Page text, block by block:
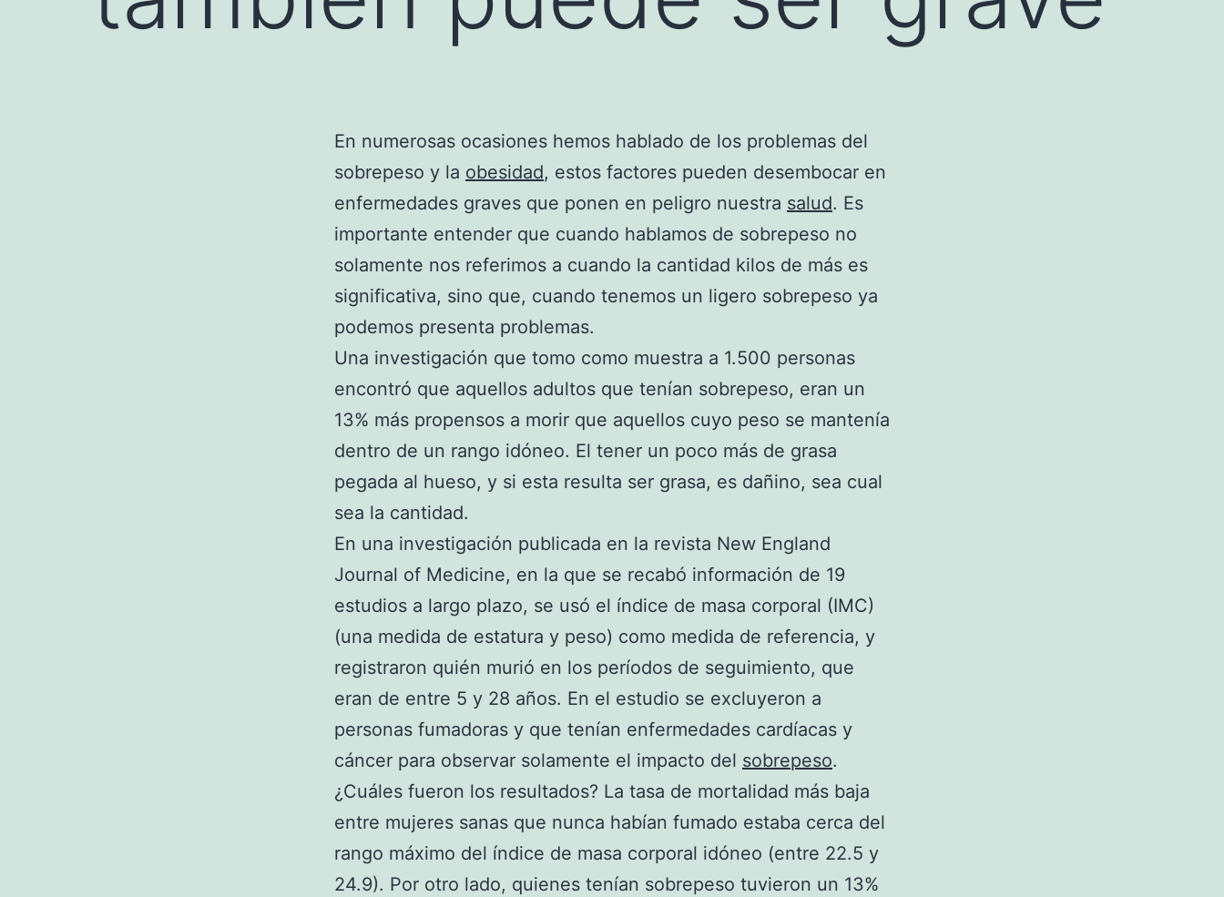
En numerosas ocasiones hemos hablado de los problemas del
sobrepeso y la obesidad, estos factores pueden desembocar en
enfermedades graves que ponen en peligro nuestra salud. Es
importante entender que cuando hablamos de sobrepeso no
solamente nos referimos a cuando la cantidad kilos de más es
significativa, sino que, cuando tenemos un ligero sobrepeso ya
podemos presenta problemas.
Una investigación que tomo como muestra a 1.500 personas
encontró que aquellos adultos que tenían sobrepeso, eran un
13% más propensos a morir que aquellos cuyo peso se mantenía
dentro de un rango idóneo. El tener un poco más de grasa
pegada al hueso, y si esta resulta ser grasa, es dañino, sea cual
sea la cantidad.
En una investigación publicada en la revista New England
Journal of Medicine, en la que se recabó información de 19
estudios a largo plazo, se usó el índice de masa corporal (IMC)
(una medida de estatura y peso) como medida de referencia, y
registraron quién murió en los períodos de seguimiento, que
eran de entre 5 y 28 años. En el estudio se excluyeron a
personas fumadoras y que tenían enfermedades cardíacas y
cáncer para observar solamente el impacto del sobrepeso.
¿Cuáles fueron los resultados? La tasa de mortalidad más baja
entre mujeres sanas que nunca habían fumado estaba cerca del
rango máximo del índice de masa corporal idóneo (entre 22.5 y
24.9). Por otro lado, quienes tenían sobrepeso tuvieron un 13%